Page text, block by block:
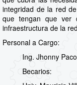
integridad de la red
que tengan que ver
infraestructura de la
Personal a Cargo:
Ing. Jhonny
Becarios: